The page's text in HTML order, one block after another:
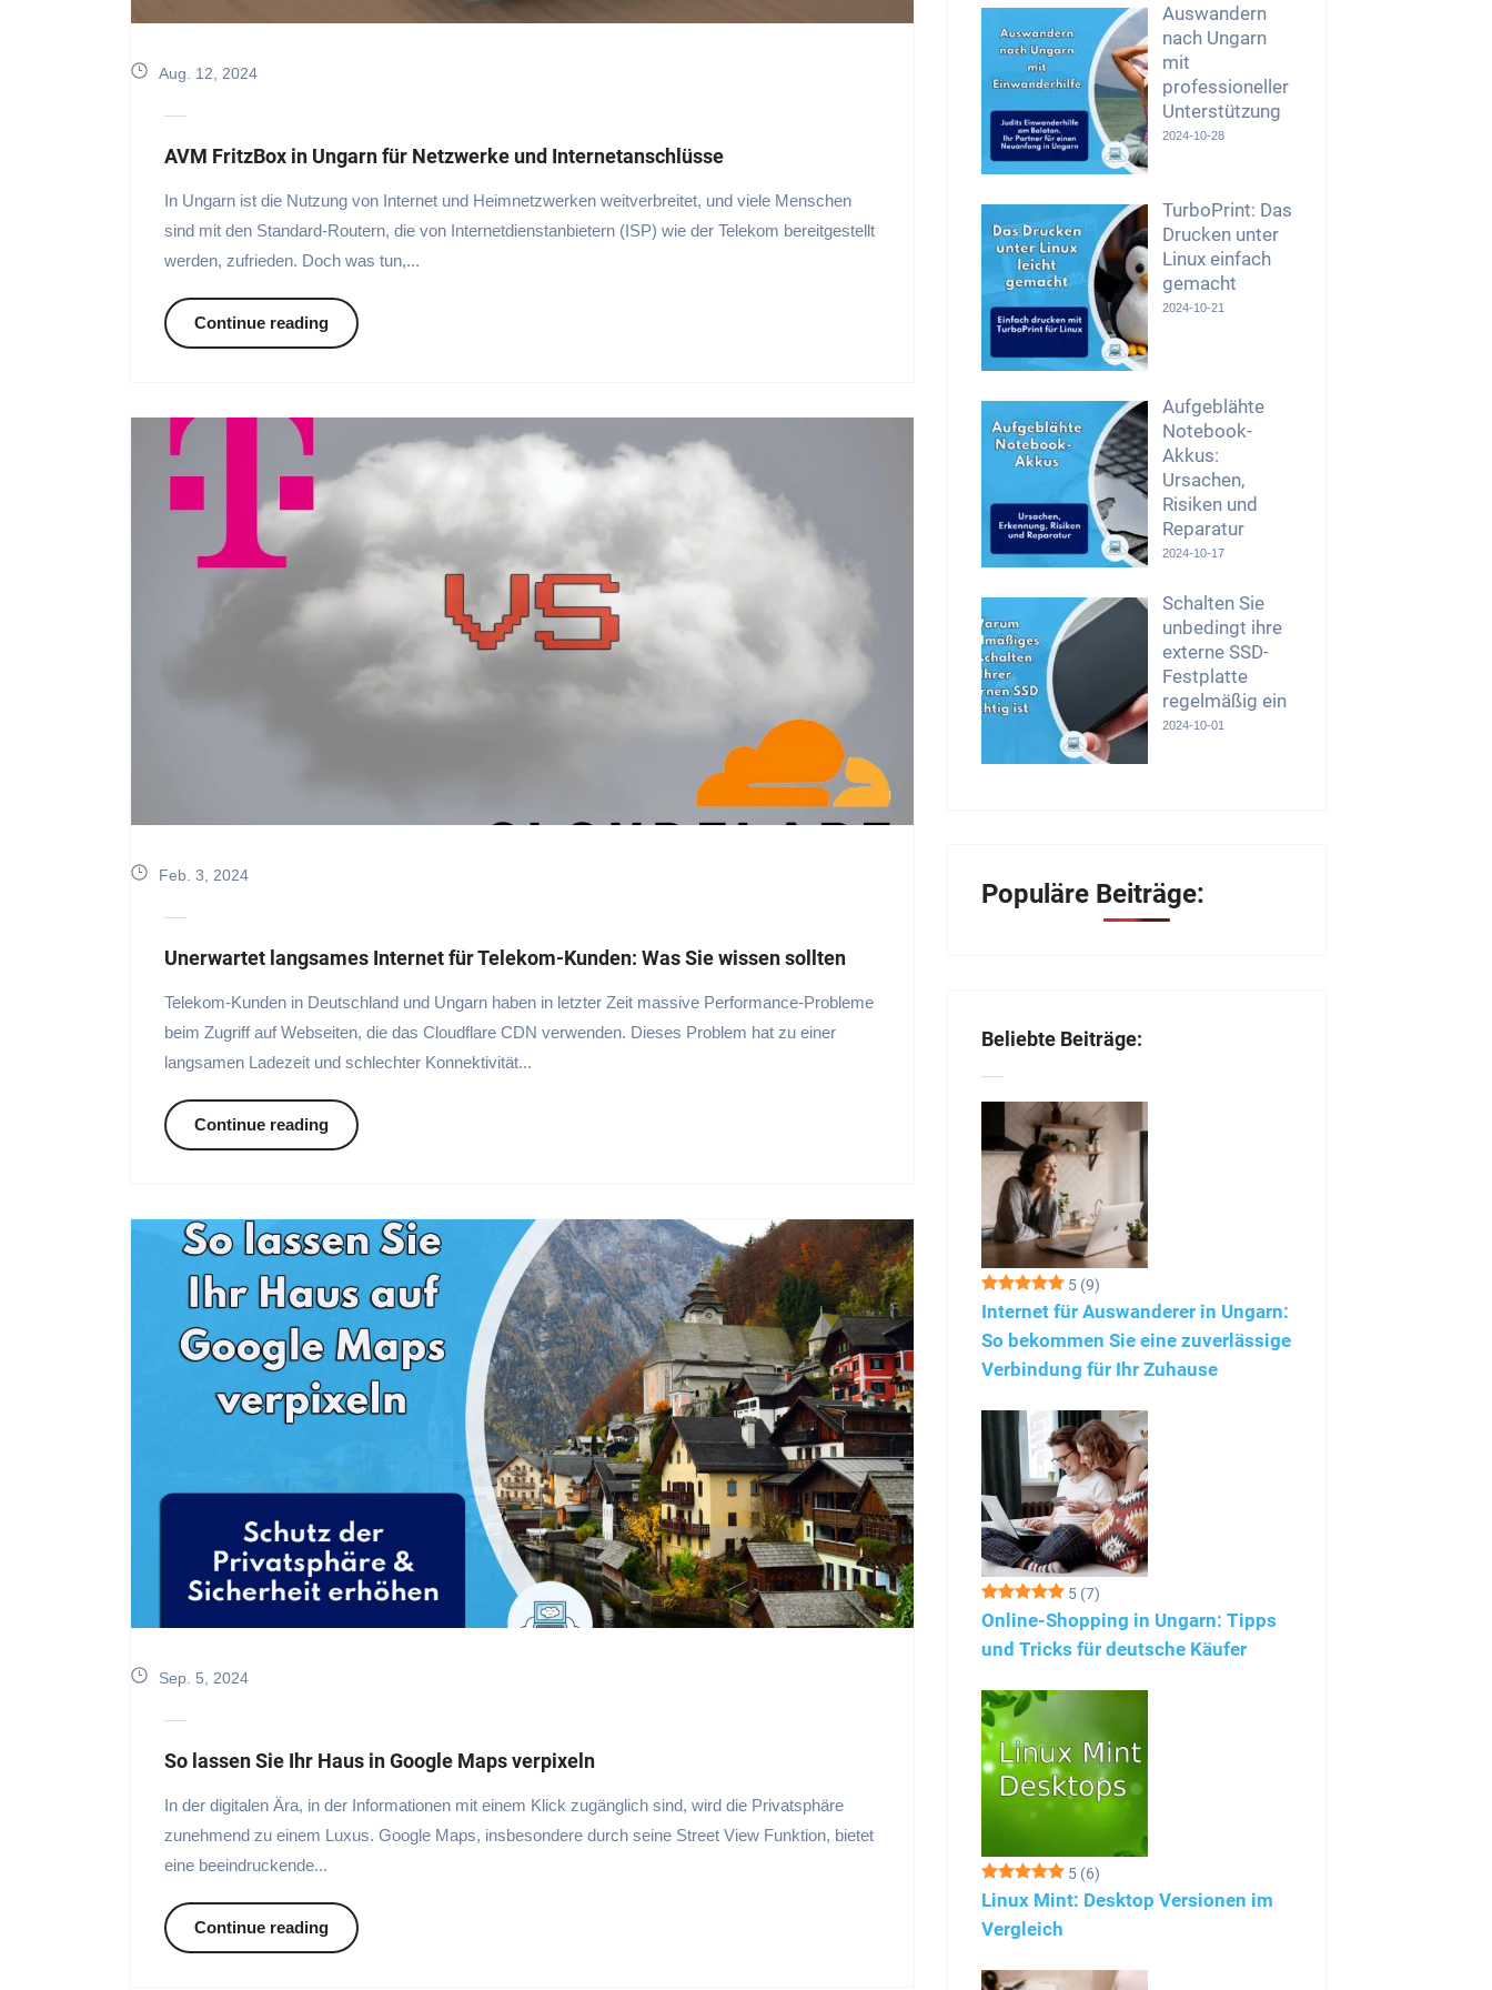
Aug. 12, 2024
AVM FritzBox in Ungarn für Netzwerke und Internetanschlüsse
In Ungarn ist die Nutzung von Internet und Heimnetzwerken weitverbreitet, und viele Menschen
sind mit den Standard-Routern, die von Internetdienstanbietern (ISP) wie der Telekom bereitgestellt
werden, zufrieden. Doch was tun,...
Continue reading
Feb. 3, 2024
Unerwartet langsames Internet für Telekom-Kunden: Was Sie wissen sollten
Telekom-Kunden in Deutschland und Ungarn haben in letzter Zeit massive Performance-Probleme
beim Zugriff auf Webseiten, die das Cloudflare CDN verwenden. Dieses Problem hat zu einer
langsamen Ladezeit und schlechter Konnektivität...
Continue reading
Sep. 5, 2024
So lassen Sie Ihr Haus in Google Maps verpixeln
In der digitalen Ära, in der Informationen mit einem Klick zugänglich sind, wird die Privatsphäre
zunehmend zu einem Luxus. Google Maps, insbesondere durch seine Street View Funktion, bietet
eine beeindruckende...
Continue reading
Auswandern
nach Ungarn
mit
professioneller
Unterstützung
2024-10-28
TurboPrint: Das
Drucken unter
Linux einfach
gemacht
2024-10-21
Aufgeblähte
Notebook-
Akkus:
Ursachen,
Risiken und
Reparatur
2024-10-17
Schalten Sie
unbedingt ihre
externe SSD-
Festplatte
regelmäßig ein
2024-10-01
Populäre Beiträge:
Beliebte Beiträge:
5 (9)
Internet für Auswanderer in Ungarn:
So bekommen Sie eine zuverlässige
Verbindung für Ihr Zuhause
5 (7)
Online-Shopping in Ungarn: Tipps
und Tricks für deutsche Käufer
5 (6)
Linux Mint: Desktop Versionen im
Vergleich